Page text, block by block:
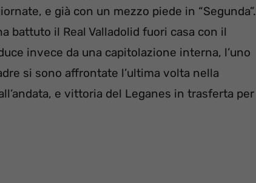
e già con un mezzo piede in “Segunda”.
battuto il Real Valladolid fuori casa con il
invece da una capitolazione interna, l’uno
si sono affrontate l’ultima volta nella
e vittoria del Leganes in trasferta per